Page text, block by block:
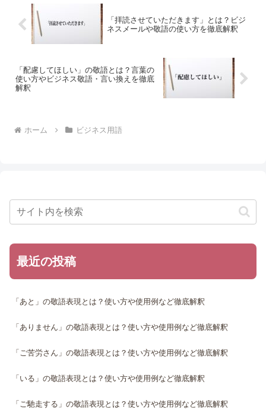
「拝読させていただきます」とは？ビジ
ネスメールや敬語の使い方を徹底解釈
「配慮してほしい」の敬語とは？言葉の
使い方やビジネス敬語・言い換えを徹底
解釈
ホーム ビジネス用語
最近の投稿
「あと」の敬語表現とは？使い方や使用例など徹底解釈
「ありません」の敬語表現とは？使い方や使用例など徹底解釈
「ご苦労さん」の敬語表現とは？使い方や使用例など徹底解釈
「いる」の敬語表現とは？使い方や使用例など徹底解釈
「ご馳走する」の敬語表現とは？使い方や使用例など徹底解釈